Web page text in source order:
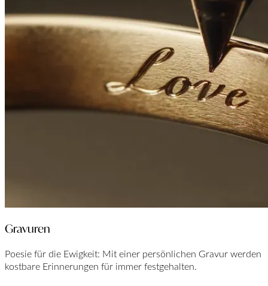
Gravuren
Poesie für die Ewigkeit: Mit einer persönlichen Gravur werden
kostbare Erinnerungen für immer festgehalten.